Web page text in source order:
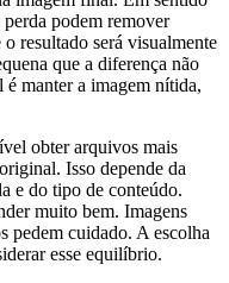
podem remover
resultado será visualmente
que a diferença não
manter a imagem nítida,
obter arquivos mais
Isso depende da
e do tipo de conteúdo.
muito bem. Imagens
pedem cuidado. A escolha
esse equilíbrio.